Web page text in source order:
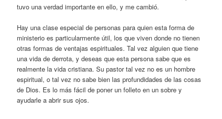
tuvo una verdad importante en ello, y me cambió.
Hay una clase especial de personas para quien esta forma de
ministerio es particularmente útil, los que viven donde no tienen
otras formas de ventajas espirituales. Tal vez alguien que tiene
una vida de derrota, y deseas que esta persona sabe que es
realmente la vida cristiana. Su pastor tal vez no es un hombre
espiritual, o tal vez no sabe bien las profundidades de las cosas
de Dios. Es lo más fácil de poner un folleto en un sobre y
ayudarle a abrir sus ojos.